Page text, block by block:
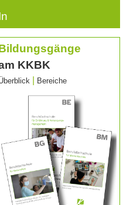
KKBK
Bereiche